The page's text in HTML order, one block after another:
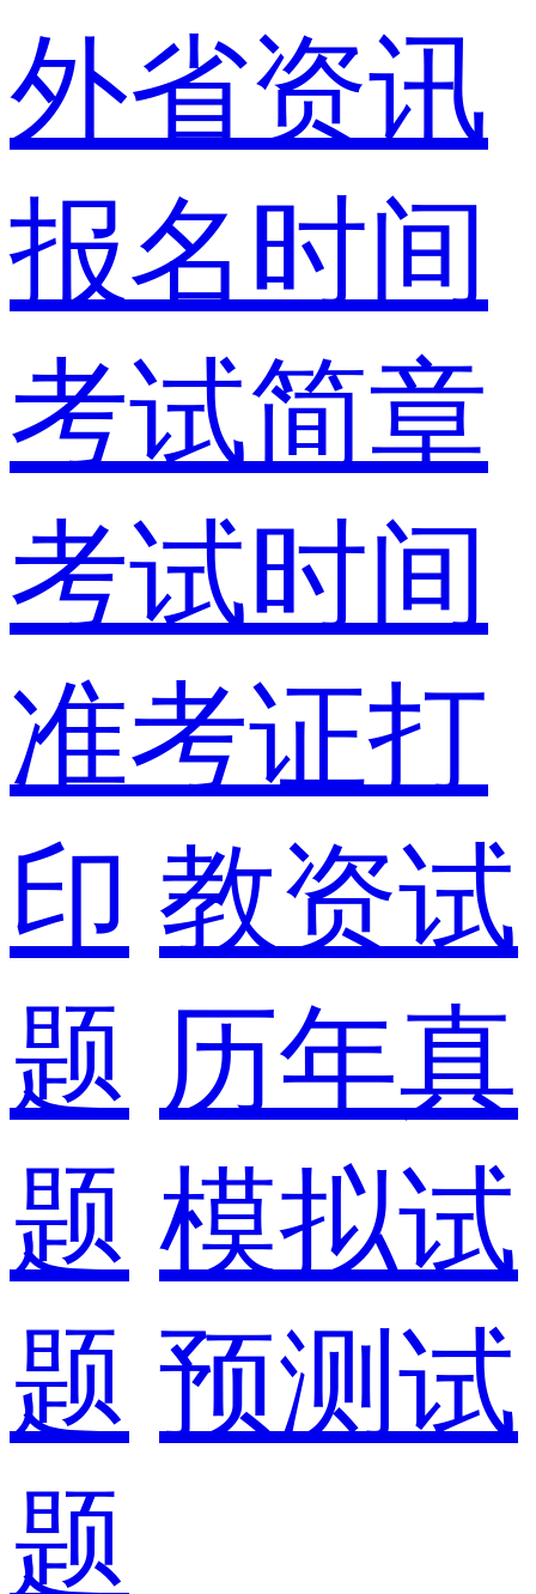
外省资讯
报名时间
考试简章
考试时间
准考证打
印 教资试
题 历年真
题 模拟试
题 预测试
题